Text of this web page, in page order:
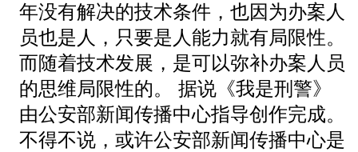
年没有解决的技术条件，也因为办案人
员也是人，只要是人能力就有局限性。
而随着技术发展，是可以弥补办案人员
的思维局限性的。 据说《我是刑警》
由公安部新闻传播中心指导创作完成。
不得不说，或许公安部新闻传播中心是